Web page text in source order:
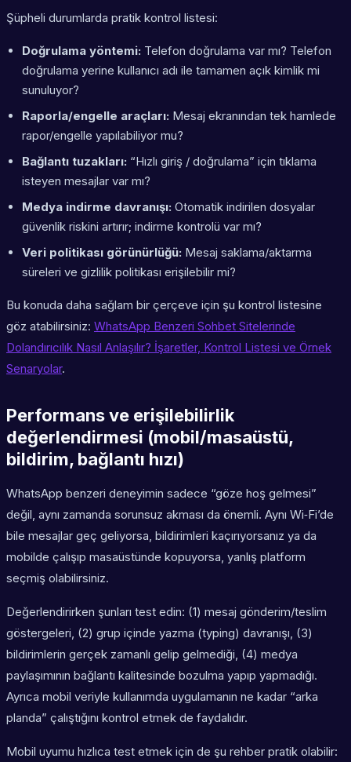
Şüpheli durumlarda pratik kontrol listesi:
Doğrulama yöntemi: Telefon doğrulama var mı? Telefon
doğrulama yerine kullanıcı adı ile tamamen açık kimlik mi
sunuluyor?
Raporla/engelle araçları: Mesaj ekranından tek hamlede
rapor/engelle yapılabiliyor mu?
Bağlantı tuzakları: “Hızlı giriş / doğrulama” için tıklama
isteyen mesajlar var mı?
Medya indirme davranışı: Otomatik indirilen dosyalar
güvenlik riskini artırır; indirme kontrolü var mı?
Veri politikası görünürlüğü: Mesaj saklama/aktarma
süreleri ve gizlilik politikası erişilebilir mi?
Bu konuda daha sağlam bir çerçeve için şu kontrol listesine
göz atabilirsiniz: WhatsApp Benzeri Sohbet Sitelerinde
Dolandırıcılık Nasıl Anlaşılır? İşaretler, Kontrol Listesi ve Örnek
Senaryolar.
Performans ve erişilebilirlik
değerlendirmesi (mobil/masaüstü,
bildirim, bağlantı hızı)
WhatsApp benzeri deneyimin sadece “göze hoş gelmesi”
değil, aynı zamanda sorunsuz akması da önemli. Aynı Wi‑Fi’de
bile mesajlar geç geliyorsa, bildirimleri kaçırıyorsanız ya da
mobilde çalışıp masaüstünde kopuyorsa, yanlış platform
seçmiş olabilirsiniz.
Değerlendirirken şunları test edin: (1) mesaj gönderim/teslim
göstergeleri, (2) grup içinde yazma (typing) davranışı, (3)
bildirimlerin gerçek zamanlı gelip gelmediği, (4) medya
paylaşımının bağlantı kalitesinde bozulma yapıp yapmadığı.
Ayrıca mobil veriyle kullanımda uygulamanın ne kadar “arka
planda” çalıştığını kontrol etmek de faydalıdır.
Mobil uyumu hızlıca test etmek için de şu rehber pratik olabilir: